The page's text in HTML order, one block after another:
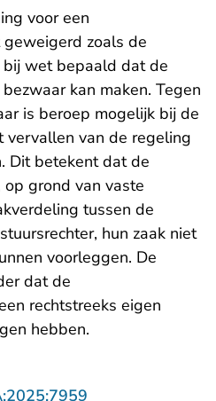
voor een
zoals de
bij wet bepaald dat de
kan maken. Tegen
is beroep mogelijk bij de
vervallen van de regeling
Dit betekent dat de
grond van vaste
tussen de
hun zaak niet
voorleggen. De
dat de
rechtstreeks eigen
hebben.